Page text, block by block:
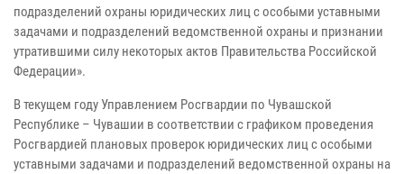
подразделений охраны юридических лиц с особыми уставными
задачами и подразделений ведомственной охраны и признании
утратившими силу некоторых актов Правительства Российской
Федерации».
В текущем году Управлением Росгвардии по Чувашской
Республике – Чувашии в соответствии с графиком проведения
Росгвардией плановых проверок юридических лиц с особыми
уставными задачами и подразделений ведомственной охраны на